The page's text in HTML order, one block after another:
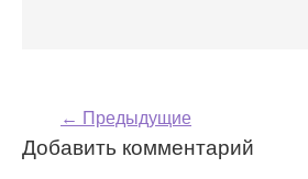
Навигация по
← Предыдущие
Добавить комментарий